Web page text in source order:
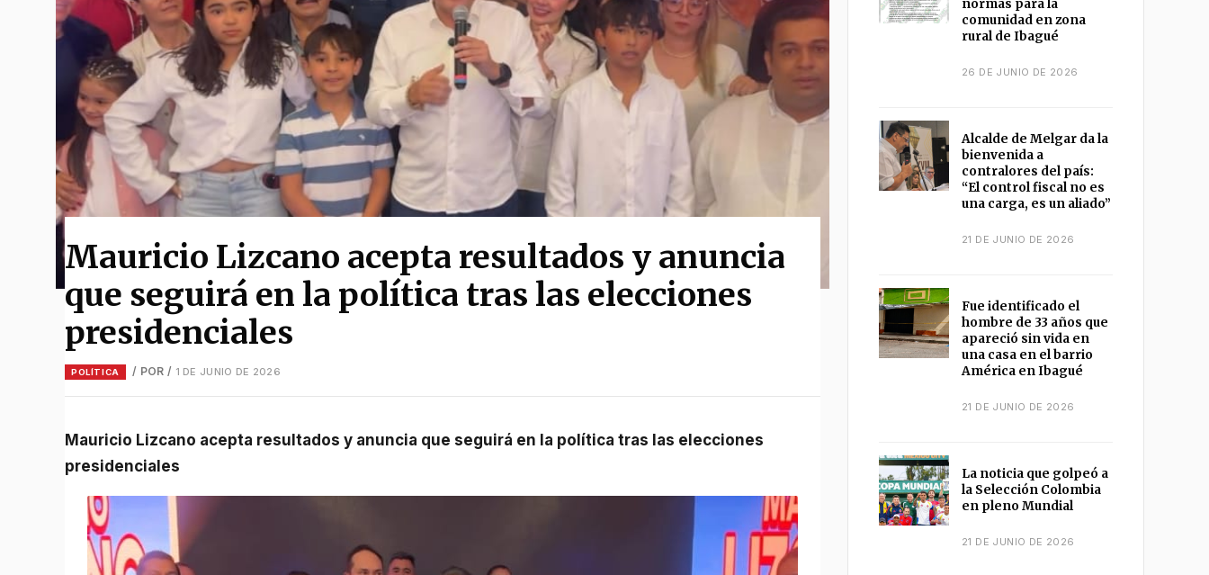
Mauricio Lizcano acepta resultados y anuncia
que seguirá en la política tras las elecciones
presidenciales
POLÍTICA / POR / 1 DE JUNIO DE 2026
Mauricio Lizcano acepta resultados y anuncia que seguirá en la política tras las elecciones
presidenciales
normas para la
comunidad en zona
rural de Ibagué
26 DE JUNIO DE 2026
Alcalde de Melgar da la
bienvenida a
contralores del país:
“El control fiscal no es
una carga, es un aliado”
21 DE JUNIO DE 2026
Fue identificado el
hombre de 33 años que
apareció sin vida en
una casa en el barrio
América en Ibagué
21 DE JUNIO DE 2026
La noticia que golpeó a
la Selección Colombia
en pleno Mundial
21 DE JUNIO DE 2026